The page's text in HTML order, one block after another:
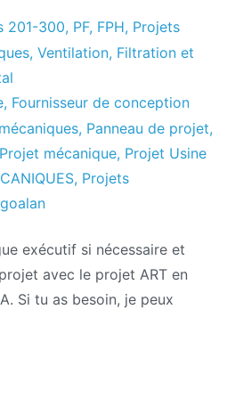
201-300, PF, FPH, Projets
, Ventilation, Filtration et
, Fournisseur de conception
, Panneau de projet,
Projet mécanique, Projet Usine
, Projets
exécutif si nécessaire et
avec le projet ART en
Si tu as besoin, je peux